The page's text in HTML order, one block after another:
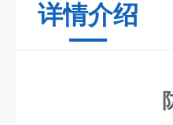
详情介绍